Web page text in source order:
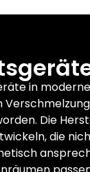
in
Die
die